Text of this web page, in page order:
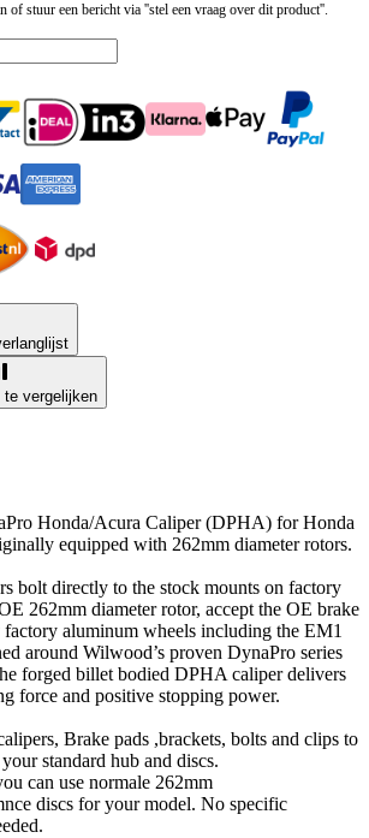
of stuur een bericht via ''stel een vraag over dit product''.
te vergelijken
Honda/Acura Caliper (DPHA) for Honda
equipped with 262mm diameter rotors.
bolt directly to the stock mounts on factory
262mm diameter rotor, accept the OE brake
factory aluminum wheels including the EM1
around Wilwood’s proven DynaPro series
forged billet bodied DPHA caliper delivers
force and positive stopping power.
Brake pads ,brackets, bolts and clips to
standard hub and discs.
can use normale 262mm
discs for your model. No specific